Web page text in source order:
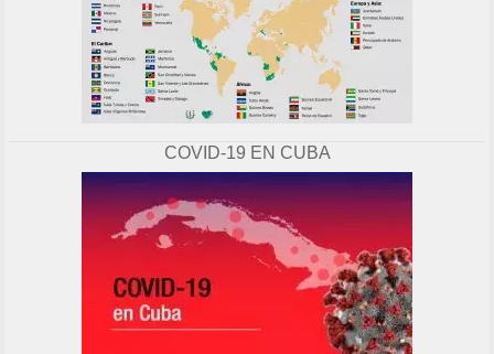
COVID-19 EN CUBA